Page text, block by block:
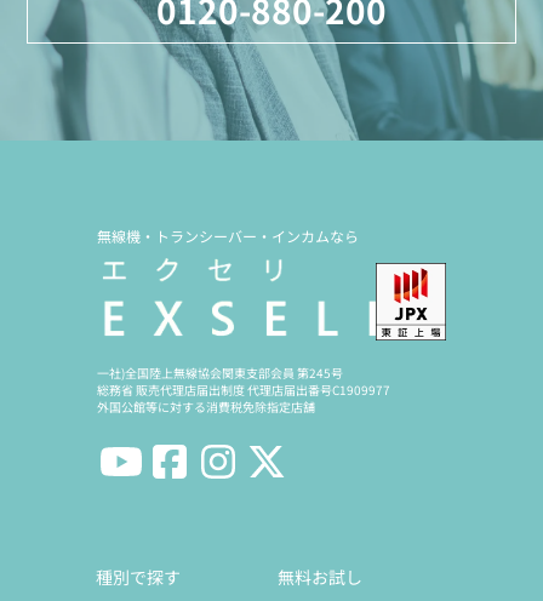
無線機・トランシーバー・インカムなら
一社)全国陸上無線協会関東支部会員 第245号
総務省 販売代理店届出制度 代理店届出番号C1909977
外国公館等に対する消費税免除指定店舗
種別で探す
無料お試し